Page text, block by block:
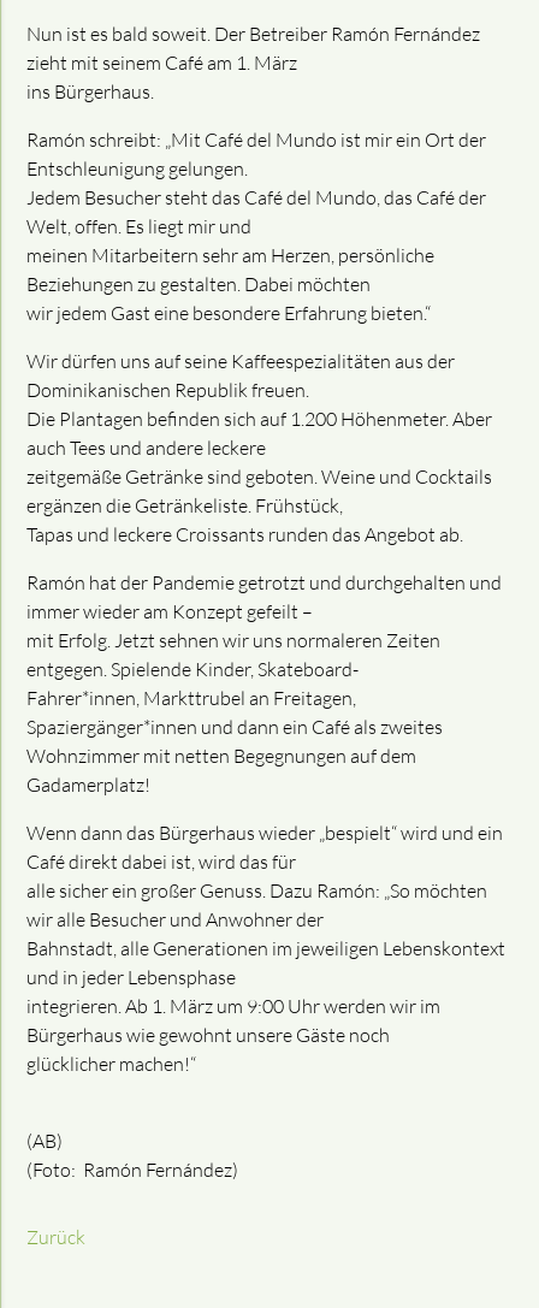
Nun ist es bald soweit. Der Betreiber Ramón Fernández
zieht mit seinem Café am 1. März
ins Bürgerhaus.
Ramón schreibt: „Mit Café del Mundo ist mir ein Ort der
Entschleunigung gelungen.
Jedem Besucher steht das Café del Mundo, das Café der
Welt, offen. Es liegt mir und
meinen Mitarbeitern sehr am Herzen, persönliche
Beziehungen zu gestalten. Dabei möchten
wir jedem Gast eine besondere Erfahrung bieten.“
Wir dürfen uns auf seine Kaffeespezialitäten aus der
Dominikanischen Republik freuen.
Die Plantagen befinden sich auf 1.200 Höhenmeter. Aber
auch Tees und andere leckere
zeitgemäße Getränke sind geboten. Weine und Cocktails
ergänzen die Getränkeliste. Frühstück,
Tapas und leckere Croissants runden das Angebot ab.
Ramón hat der Pandemie getrotzt und durchgehalten und
immer wieder am Konzept gefeilt –
mit Erfolg. Jetzt sehnen wir uns normaleren Zeiten
entgegen. Spielende Kinder, Skateboard-
Fahrer*innen, Markttrubel an Freitagen,
Spaziergänger*innen und dann ein Café als zweites
Wohnzimmer mit netten Begegnungen auf dem
Gadamerplatz!
Wenn dann das Bürgerhaus wieder „bespielt“ wird und ein
Café direkt dabei ist, wird das für
alle sicher ein großer Genuss. Dazu Ramón: „So möchten
wir alle Besucher und Anwohner der
Bahnstadt, alle Generationen im jeweiligen Lebenskontext
und in jeder Lebensphase
integrieren. Ab 1. März um 9:00 Uhr werden wir im
Bürgerhaus wie gewohnt unsere Gäste noch
glücklicher machen!“
(AB)
(Foto: Ramón Fernández)
Zurück